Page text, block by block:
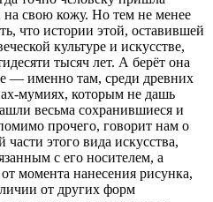
свою кожу. Но тем не менее
что истории этой, оставившей
культуре и искусстве,
тысяч лет. А берёт она
— именно там, среди древних
мумиях, которым не дашь
весьма сохранившиеся и
прочего, говорит нам о
этого вида искусства,
с его носителем, а
момента нанесения рисунка,
от других форм